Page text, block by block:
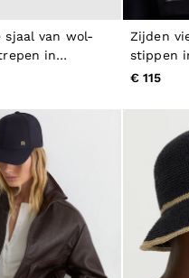
& Playsuits
& Tailoring
& Blouses
& Joggers
& Coats
& Jumpers
Jeans
Shoes
Accessories
Outlet
sjaal van wol-
in
wit
Zijden
stippen
€ 115